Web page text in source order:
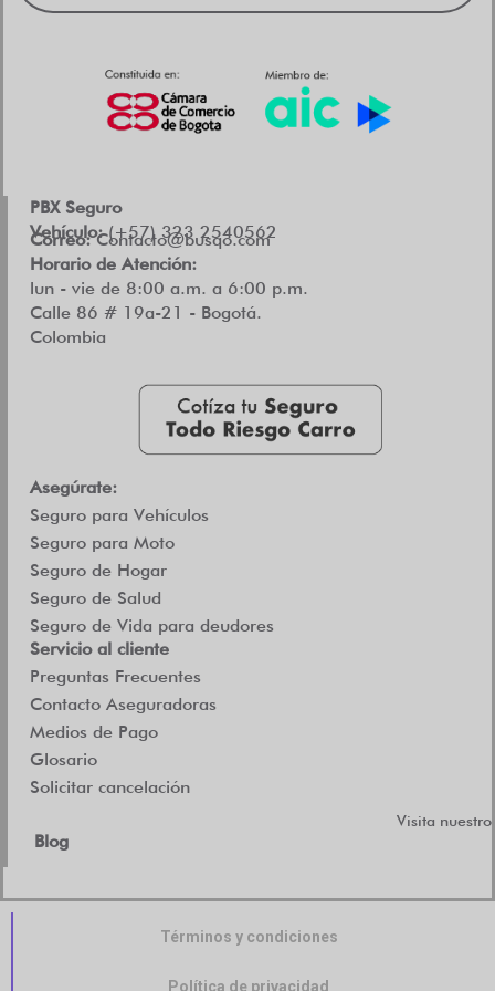
PBX Seguro
Vehículo:(+57) 323 2540562
Correo:Contacto@busqo.com
Horario de Atención:
lun - vie de 8:00 a.m. a 6:00 p.m.
Calle 86 # 19a-21 - Bogotá.
Colombia
Asegúrate:
Seguro para Vehículos
Seguro para Moto
Seguro de Hogar
Seguro de Salud
Seguro de Vida para deudores
Servicio al cliente
Preguntas Frecuentes
Contacto Aseguradoras
Medios de Pago
Glosario
Solicitar cancelación
Visita nuestro
Blog
Términos y condiciones
Política de privacidad